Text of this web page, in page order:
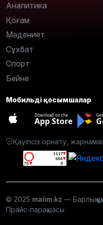
Аналитика
Қоғам
Мәдениет
Сұхбат
Спорт
Бейне
Мобильді қосымшалар
Download on the
App Store
Қауіпсіз орнату,
© 2025 malim.kz — Барлық
Прайс-парақшасы